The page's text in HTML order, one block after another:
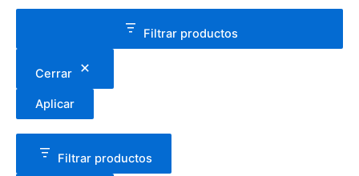
Filtrar productos
Cerrar
Aplicar
Filtrar productos